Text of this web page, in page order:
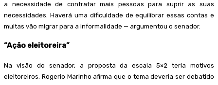
a necessidade de contratar mais pessoas para suprir as suas
necessidades. Haverá uma dificuldade de equilibrar essas contas e
muitas vão migrar para a informalidade — argumentou o senador.
“Ação eleitoreira”
Na visão do senador, a proposta da escala 5×2 teria motivos
eleitoreiros. Rogerio Marinho afirma que o tema deveria ser debatido